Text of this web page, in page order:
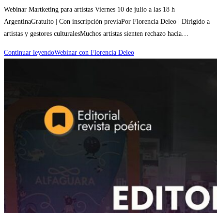
Webinar Martketing para artistas Viernes 10 de julio a las 18 h
ArgentinaGratuito | Con inscripción previaPor Florencia Deleo | Dirigido a
artistas y gestores culturalesMuchos artistas sienten rechazo hacia…
Continuar leyendoWebinar con Florencia Deleo